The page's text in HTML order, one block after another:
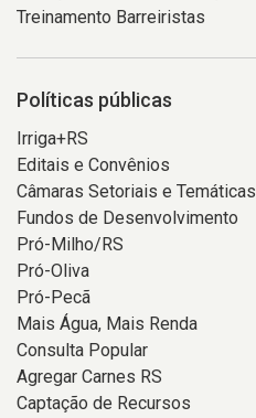
Treinamento Barreiristas
Políticas públicas
Irriga+RS
Editais e Convênios
Câmaras Setoriais e Temáticas
Fundos de Desenvolvimento
Pró-Milho/RS
Pró-Oliva
Pró-Pecã
Mais Água, Mais Renda
Consulta Popular
Agregar Carnes RS
Captação de Recursos